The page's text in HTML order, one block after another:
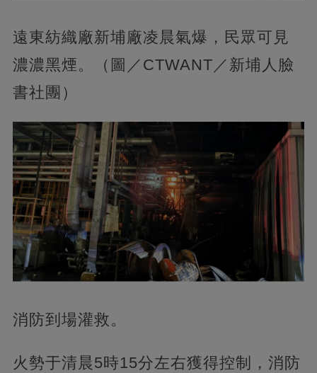
遠東紡織廠新埔廠凌晨氣爆，民眾可見
濃濃黑煙。（圖／CTWANT／新埔人臉
書社團）
消防到場灌救。
火勢于清晨5時15分左右獲得控制，消防